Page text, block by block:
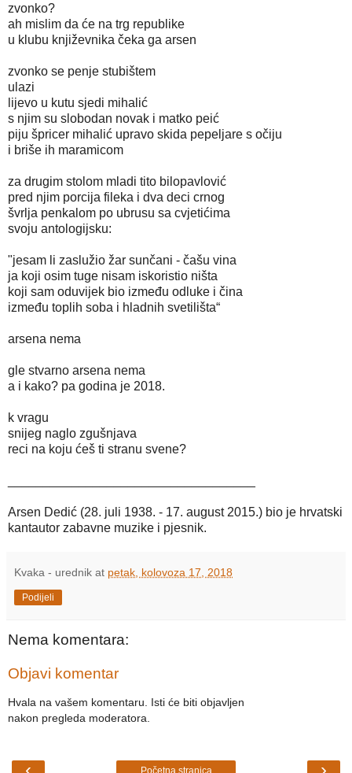
zvonko?
ah mislim da će na trg republike
u klubu književnika čeka ga arsen
zvonko se penje stubištem
ulazi
lijevo u kutu sjedi mihalić
s njim su slobodan novak i matko peić
piju špricer mihalić upravo skida pepeljare s očiju
i briše ih maramicom
za drugim stolom mladi tito bilopavlović
pred njim porcija fileka i dva deci crnog
švrlja penkalom po ubrusu sa cvjetićima
svoju antologijsku:
"jesam li zaslužio žar sunčani - čašu vina
ja koji osim tuge nisam iskoristio ništa
koji sam oduvijek bio između odluke i čina
između toplih soba i hladnih svetilišta“
arsena nema
gle stvarno arsena nema
a i kako? pa godina je 2018.
k vragu
snijeg naglo zgušnjava
reci na koju ćeš ti stranu svene?
Arsen Dedić (28. juli 1938. - 17. august 2015.) bio je hrvatski
kantautor zabavne muzike i pjesnik.
Kvaka - urednik at petak, kolovoza 17, 2018
Podijeli
Nema komentara:
Objavi komentar
Hvala na vašem komentaru. Isti će biti objavljen
nakon pregleda moderatora.